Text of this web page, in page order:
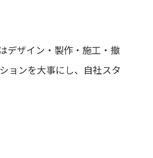
デザイン・製作・施工・撤
ョンを大事にし、自社スタ